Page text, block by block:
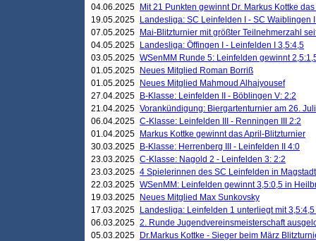
04.06.2025
Mit 21 Punkten gewinnt Dr. Markus Kottke
19.05.2025
Landesliga: SC Leinfelden I - SC Waiblingen
07.05.2025
Mai-Blitzturnier mit größter Teilnehmerzahl
04.05.2025
Landesliga: Öffingen I - Leinfelden I 3,5:4,5
03.05.2025 WSenMM Runde 5: Leinfelden gewinnt
01.05.2025
Neues Mitglied Roman Borriß
01.05.2025
Neues Mitglied Mahmoud Alhajyousef
27.04.2025
B-Klasse: Leinfelden II - Böblingen V: 2:2
21.04.2025 Vorankündigung: Biergartenturnier am 26. Juli
06.04.2025 C-Klasse: Leinfelden III - Renningen III 2:2
01.04.2025
Markus Kottke gewinnt das April-Blitzturnier
30.03.2025
B-Klasse: Herrenberg III - Leinfelden II 4:0
23.03.2025 C-Klasse: Nagold 2 - Leinfelden 3: 2:2
23.03.2025 4 Spielerinnen des SC Leinfelden in Magstadt
22.03.2025 WSenMM: Leinfelden gewinnt 3,5:0,5 in
19.03.2025
Neues Mitglied Max Sunkovsky
17.03.2025
Landesliga: Leinfelden 1 unterliegt mit
06.03.2025 2. Runde Jugendvereinsmeisterschaft
05.03.2025
Dr.Markus Kottke - Sieger beim März